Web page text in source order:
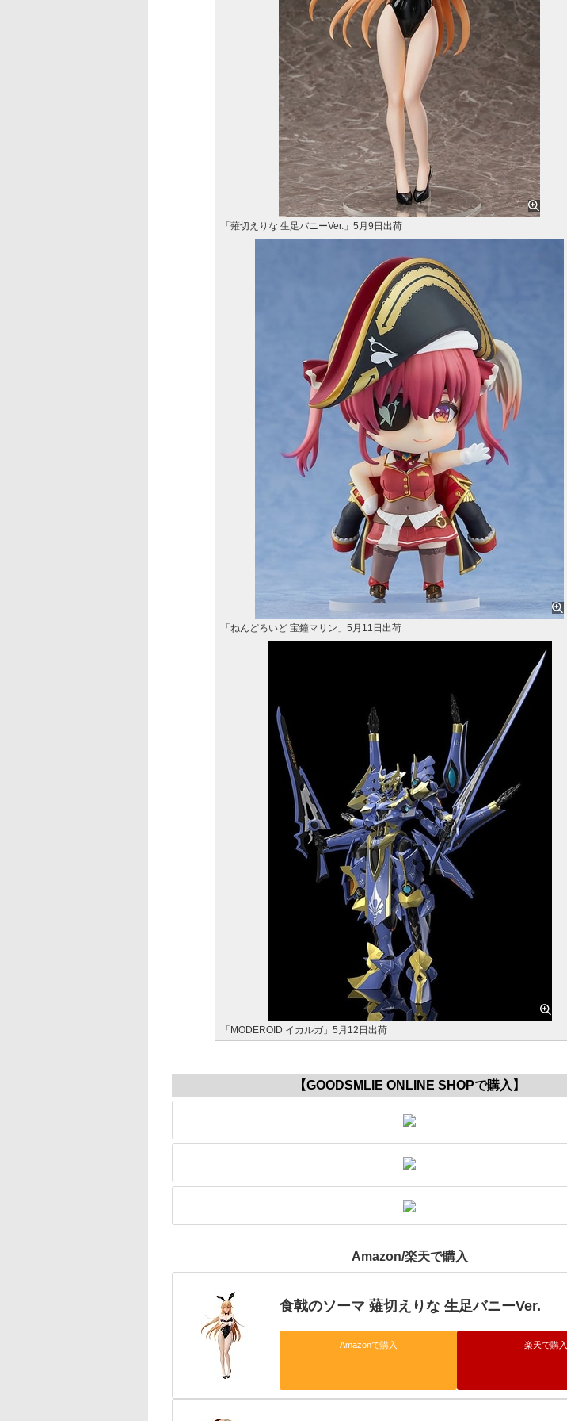
「薙切えりな 生足バニーVer.」5月9日出荷
「ねんどろいど 宝鐘マリン」5月11日出荷
「MODEROID イカルガ」5月12日出荷
【GOODSMLIE ONLINE SHOPで購入】
Amazon/楽天で購入
食戟のソーマ 薙切えりな 生足バニーVer.
Amazonで購入 楽天で購入